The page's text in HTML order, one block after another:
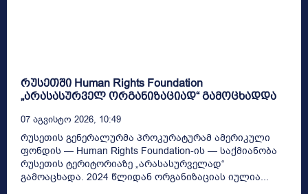
რუსეთში Human Rights Foundation
„არასასურველ ორგანიზაციად“ გამოცხადდა
07 Აგვისტო 2026, 10:49
რუსეთის გენერალურმა პროკურატურამ ამერიკული
ფონდის — Human Rights Foundation-ის — საქმიანობა
რუსეთის ტერიტორიაზე „არასასურველად“
გამოაცხადა. 2024 წლიდან ორგანიზაციას იულია...